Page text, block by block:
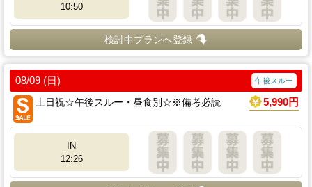
10:50
検討中プランへ登録
08/09 (日) 午後スルー
土日祝☆午後スルー・昼食別☆※備考必読 5,990円
IN
12:26